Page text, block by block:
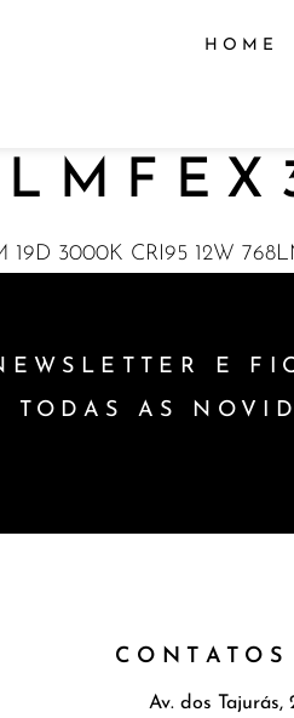
HOME
3000K CRI95 12W
E
TODAS AS
CONTATOS
Av. dos Tajurás,